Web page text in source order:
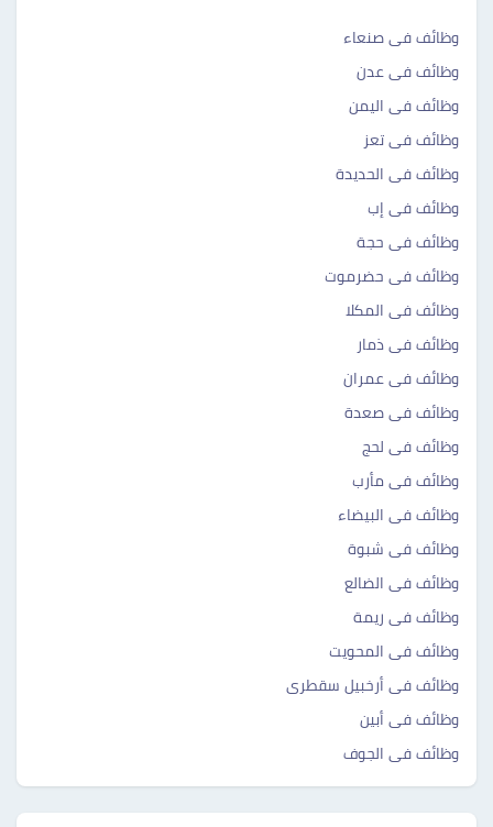
وظائف فى صنعاء
وظائف فى عدن
وظائف فى اليمن
وظائف فى تعز
وظائف فى الحديدة
وظائف فى إب
وظائف فى حجة
وظائف فى حضرموت
وظائف فى المكلا
وظائف فى ذمار
وظائف فى عمران
وظائف فى صعدة
وظائف فى لحج
وظائف فى مأرب
وظائف فى البيضاء
وظائف فى شبوة
وظائف فى الضالع
وظائف فى ريمة
وظائف فى المحويت
وظائف فى أرخبيل سقطرى
وظائف فى أبين
وظائف فى الجوف